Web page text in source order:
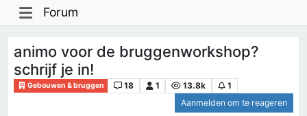
Forum
animo voor de bruggenworkshop?
schrijf je in!
Gebouwen & bruggen 18 1 13.8k
1
Aanmelden om te reageren